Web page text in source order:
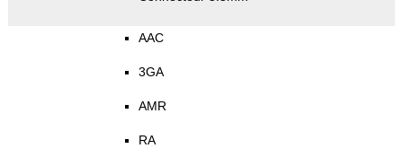
AAC
3GA
AMR
RA